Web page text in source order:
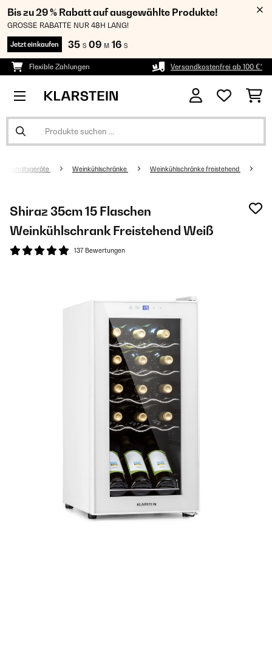
Bis zu 29 % Rabatt auf ausgewählte Produkte!
GROSSE RABATTE NUR 48H LANG!
Jetzt einkaufen 35 S 09 M 16 S
Flexible Zahlungen Versandkostenfrei ab 100 €*
Haushaltsgeräte Weinkühlschränke Weinkühlschränke freistehend
Shiraz 35cm 15 Flaschen
Weinkühlschrank Freistehend​ Weiß
137 Bewertungen